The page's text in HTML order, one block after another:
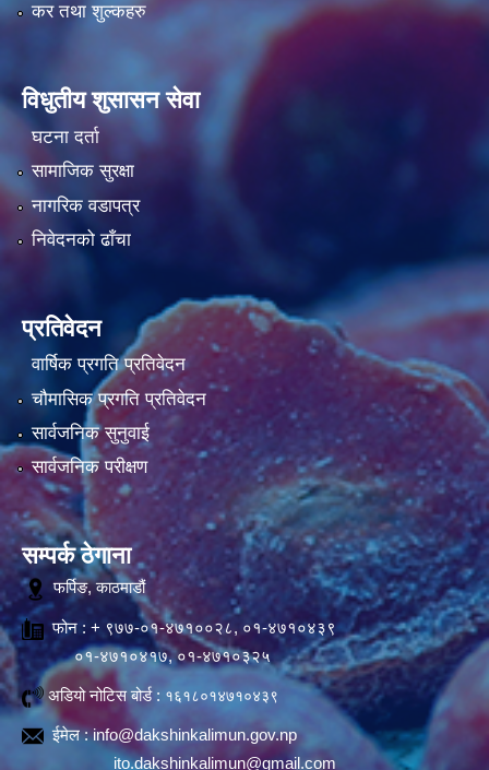
कर तथा शुल्कहरु
विधुतीय शुसासन सेवा
घटना दर्ता
सामाजिक सुरक्षा
नागरिक वडापत्र
निवेदनको ढाँचा
प्रतिवेदन
वार्षिक प्रगति प्रतिवेदन
चौमासिक प्रगति प्रतिवेदन
सार्वजनिक सुनुवाई
सार्वजनिक परीक्षण
सम्पर्क ठेगाना
फर्पिङ, काठमाडौं
फोन : + ९७७-०१-४७१००२८, ०१-४७१०४३९
०१-४७१०४१७, ०१-४७१०३२५
अडियो नोटिस बोर्ड : १६१८०१४७१०४३९
ईमेल :info@dakshinkalimun.gov.np
ito.dakshinkalimun@gmail.com